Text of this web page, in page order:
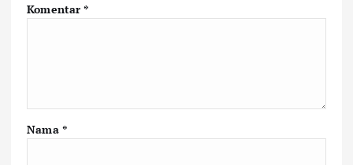
Komentar*
Nama *